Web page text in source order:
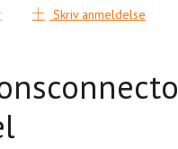
Skriv anmeldelse